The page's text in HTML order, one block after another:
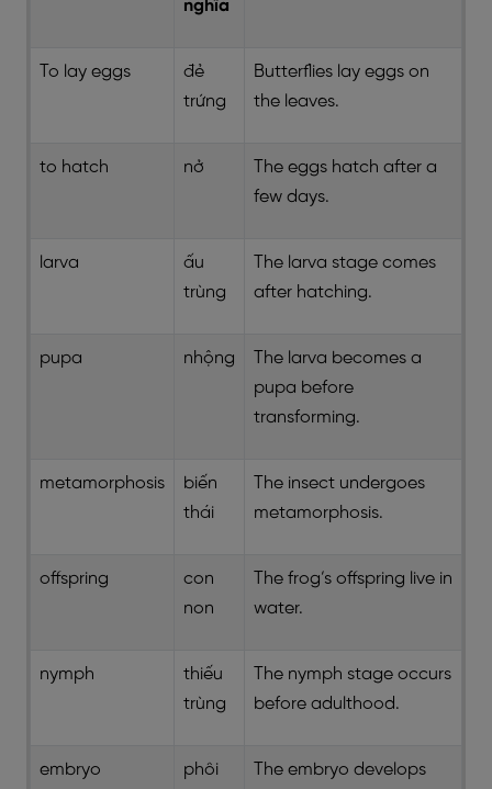
nghĩa
To lay eggs
đẻ
trứng
Butterflies lay eggs on
the leaves.
to hatch nở
The eggs hatch after a
few days.
larva
ấu
trùng
The larva stage comes
after hatching.
pupa nhộng
The larva becomes a
pupa before
transforming.
metamorphosis
biến
thái
The insect undergoes
metamorphosis.
offspring
con
non
The frog’s offspring live in
water.
nymph
thiếu
trùng
The nymph stage occurs
before adulthood.
embryo phôi
The embryo develops